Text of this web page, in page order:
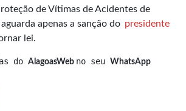
de Vítimas de Acidentes de
apenas a sanção do presidente
lei.
do AlagoasWeb no seu WhatsApp